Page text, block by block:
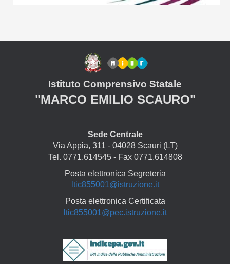
Istituto Comprensivo Statale
"MARCO EMILIO SCAURO"
Sede Centrale
Via Appia, 311 - 04028 Scauri (LT)
Tel. 0771.614545 - Fax 0771.614808
Posta elettronica Segreteria
ltic855001@istruzione.it
Posta elettronica Certificata
ltic855001@pec.istruzione.it